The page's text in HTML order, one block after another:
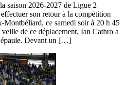
saison 2026-2027 de Ligue 2
son retour à la compétition
Montbéliard, ce samedi soir à 20 h 45
de ce déplacement, Ian Cathro a
Devant un […]